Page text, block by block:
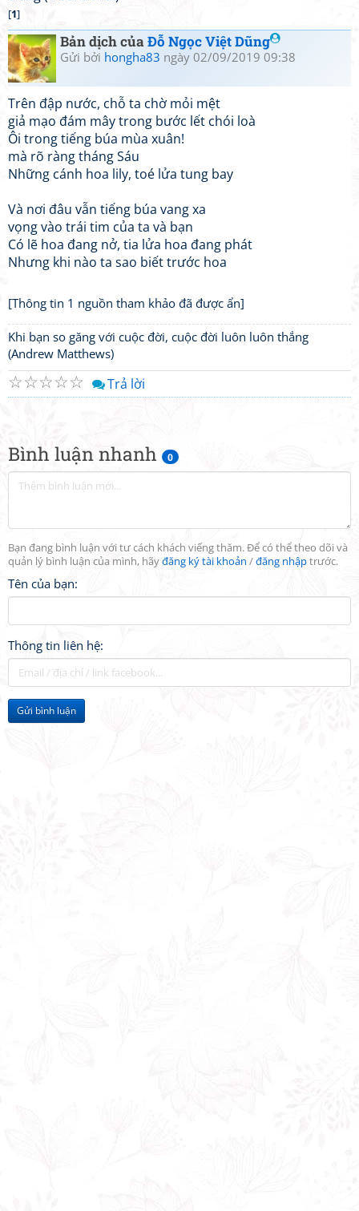
Bình luận nhanh 0
Bạn đang bình luận với tư cách khách viếng thăm. Để có thể theo dõi và
quản lý bình luận của mình, hãyđăng ký tài khoản /đăng nhậptrước.
Tên của bạn:
Thông tin liên hệ:
Gửi bình luận
[1]
Bản dịch củaĐỗ Ngọc Việt Dũng
Gửi bởi hongha83 ngày 02/09/2019 09:38
Trên đập nước, chỗ ta chờ mỏi mệt
giả mạo đám mây trong bước lết chói loà
Ôi trong tiếng búa mùa xuân!
mà rõ ràng tháng Sáu
Những cánh hoa lily, toé lửa tung bay
Và nơi đâu vẫn tiếng búa vang xa
vọng vào trái tim của ta và bạn
Có lẽ hoa đang nở, tia lửa hoa đang phát
Nhưng khi nào ta sao biết trước hoa
[Thông tin 1 nguồn tham khảo đã được ẩn]
Khi bạn so găng với cuộc đời, cuộc đời luôn luôn thắng
(Andrew Matthews)
☆
☆
☆
☆
☆ Trả lời